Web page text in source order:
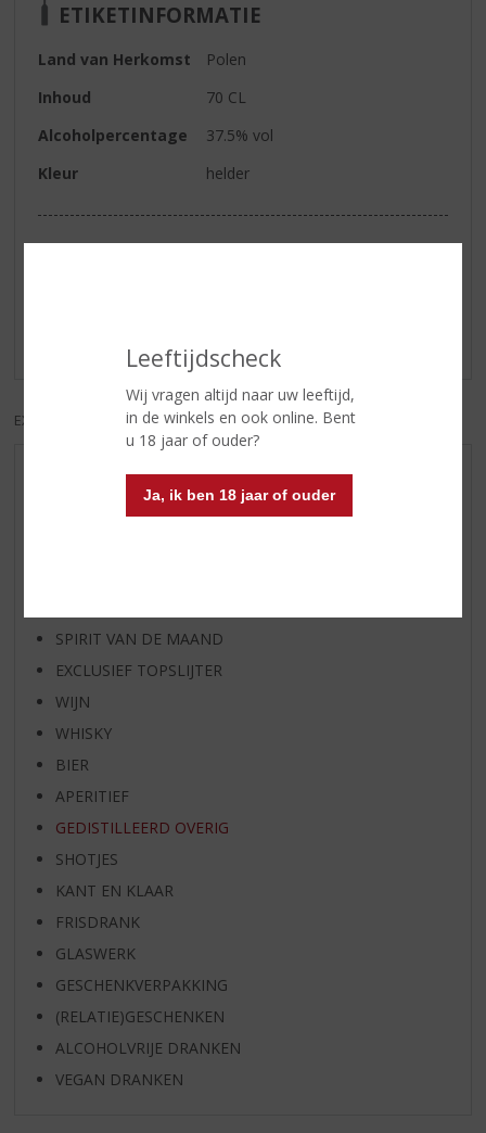
Leeftijdscheck
Wij vragen altijd naar uw leeftijd,
in de winkels en ook online. Bent
u 18 jaar of ouder?
Ja, ik ben 18 jaar of ouder
ETIKETINFORMATIE
Land van Herkomst
Polen
Inhoud
70 CL
Alcoholpercentage
37.5% vol
Kleur
helder
EXCL. BTW INCL. BTW
AANBIEDINGEN
WIJN VAN DE MAAND
SPIRIT VAN DE MAAND
EXCLUSIEF TOPSLIJTER
WIJN
WHISKY
BIER
APERITIEF
GEDISTILLEERD OVERIG
SHOTJES
KANT EN KLAAR
FRISDRANK
GLASWERK
GESCHENKVERPAKKING
(RELATIE)GESCHENKEN
ALCOHOLVRIJE DRANKEN
VEGAN DRANKEN